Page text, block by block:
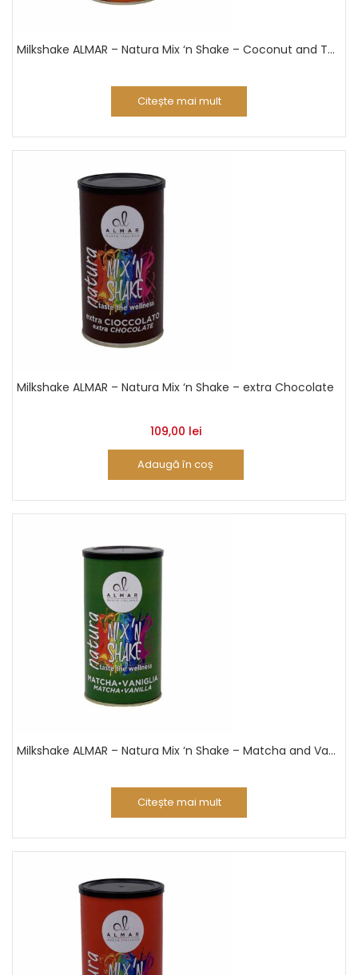
Milkshake ALMAR – Natura Mix ‘n Shake – Coconut and Turmeric
Citește mai mult
Milkshake ALMAR – Natura Mix ‘n Shake – extra Chocolate
109,00 lei
Adaugă în coș
Milkshake ALMAR – Natura Mix ‘n Shake – Matcha and Vanilla
Citește mai mult